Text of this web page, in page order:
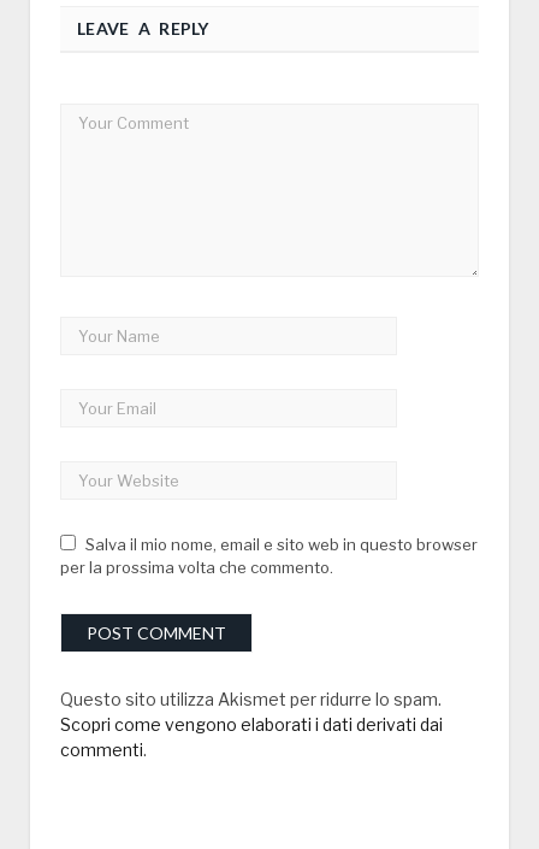
LEAVE A REPLY
Salva il mio nome, email e sito web in questo browser
per la prossima volta che commento.
Questo sito utilizza Akismet per ridurre lo spam.
Scopri come vengono elaborati i dati derivati dai
commenti.